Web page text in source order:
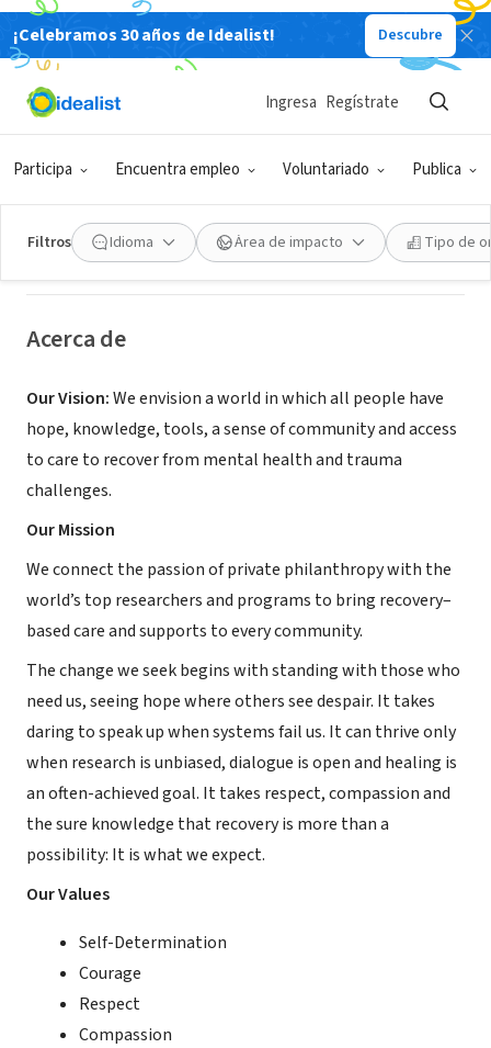
¡Celebramos 30 años de Idealist! Descubre
Participa Encuentra empleo Voluntariado Publica
Ingresa Regístrate
Filtros Idioma Área de impacto Tipo de
Open Excellence (Foundation for
Excellence in Mental Health Care)
Wilsonville, OR|openexcellence.org
Acerca de
Our Vision:We envision a world in which all people have
hope, knowledge, tools, a sense of community and access
to care to recover from mental health and trauma
challenges.
Our Mission
We connect the passion of private philanthropy with the
world’s top researchers and programs to bring recovery–
based care and supports to every community.
The change we seek begins with standing with those who
need us, seeing hope where others see despair. It takes
daring to speak up when systems fail us. It can thrive only
when research is unbiased, dialogue is open and healing is
an often-achieved goal. It takes respect, compassion and
the sure knowledge that recovery is more than a
possibility: It is what we expect.
Our Values
Self-Determination
Courage
Respect
Compassion